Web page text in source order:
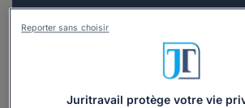
Recevoir des devis
Juritravail protège votre vie
Reporter sans choisir